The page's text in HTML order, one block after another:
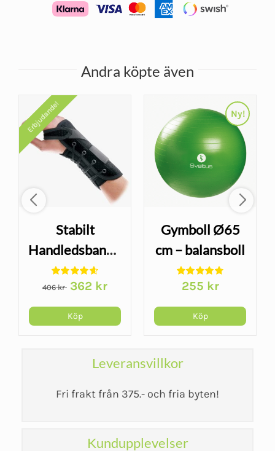
Andra köpte även
Erbjudande!
Stabilt
Handledsbandage
- Wrist Lacer
406kr Det
priset
362 krDet
Köp
Ny!
Gymboll Ø65
cm – balansboll
för yoga och
träning, grön
255 kr
Köp
Leveransvillkor
Fri frakt från 375.- och fria byten!
Kundupplevelser